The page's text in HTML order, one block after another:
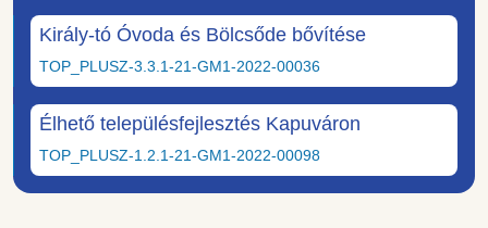
Király-tó Óvoda és Bölcsőde bővítése
TOP_PLUSZ-3.3.1-21-GM1-2022-00036
Élhető településfejlesztés Kapuváron
TOP_PLUSZ-1.2.1-21-GM1-2022-00098